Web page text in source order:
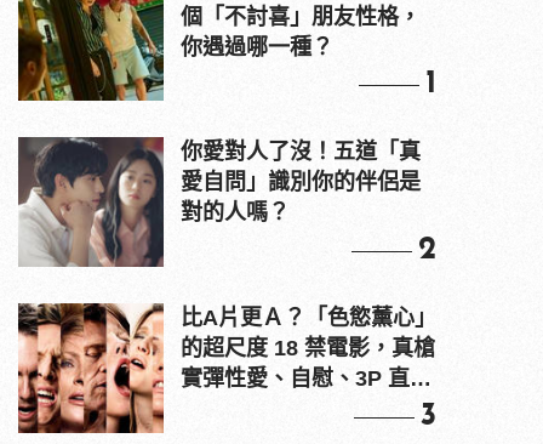
個「不討喜」朋友性格，
你遇過哪一種？
1
你愛對人了沒！五道「真
愛自問」識別你的伴侶是
對的人嗎？
2
比A片更Ａ？「色慾薰心」
的超尺度 18 禁電影，真槍
實彈性愛、自慰、3P 直接
3